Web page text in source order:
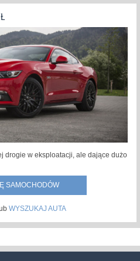
drogie w eksploatacji, ale dające dużo
SAMOCHODÓW
WYSZUKAJ AUTA